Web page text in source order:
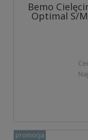
Bemo
Optimal S/
promocja